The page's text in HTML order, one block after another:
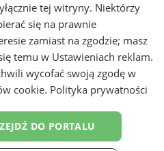
w Orzeszu. Na
2”
tej witryny. Niektórzy
się na prawnie
zamiast na zgodzie; masz
temu w Ustawieniach reklam.
wycofać swoją zgodę w
cookie. Polityka prywatności
DO PORTALU